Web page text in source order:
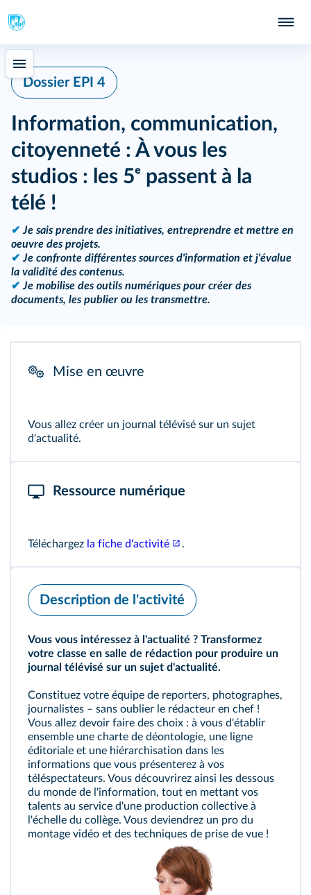
Dossier EPI 4
Information, communication,
citoyenneté : À vous les
studios : les 5ᵉ passent à la
télé !
✔ Je sais prendre des initiatives, entreprendre et mettre en
oeuvre des projets.
✔ Je confronte différentes sources d'information et j'évalue
la validité des contenus.
✔ Je mobilise des outils numériques pour créer des
documents, les publier ou les transmettre.
Mise en œuvre
Vous allez créer un journal télévisé sur un sujet
d'actualité.
Ressource numérique
Téléchargez la fiche d'activité .
Description de l'activité
Vous vous intéressez à l'actualité ? Transformez
votre classe en salle de rédaction pour produire un
journal télévisé sur un sujet d'actualité.
Constituez votre équipe de reporters, photographes,
journalistes – sans oublier le rédacteur en chef !
Vous allez devoir faire des choix : à vous d'établir
ensemble une charte de déontologie, une ligne
éditoriale et une hiérarchisation dans les
informations que vous présenterez à vos
téléspectateurs. Vous découvrirez ainsi les dessous
du monde de l'information, tout en mettant vos
talents au service d'une production collective à
l'échelle du collège. Vous deviendrez un pro du
montage vidéo et des techniques de prise de vue !